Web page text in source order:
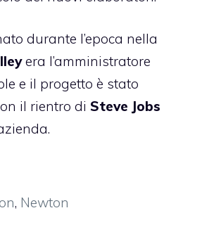
durante l’epoca nella
era l’amministratore
e il progetto è stato
il rientro di Steve Jobs
, Newton